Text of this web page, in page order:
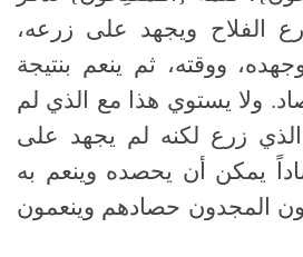
الفلاح ويجهد على زرعه،
ووقته، ثم ينعم بنتيجة
ولا يستوي هذا مع الذي لم
زرع لكنه لم يجهد على
يمكن أن يحصده وينعم به
المجدون حصادهم وينعمون